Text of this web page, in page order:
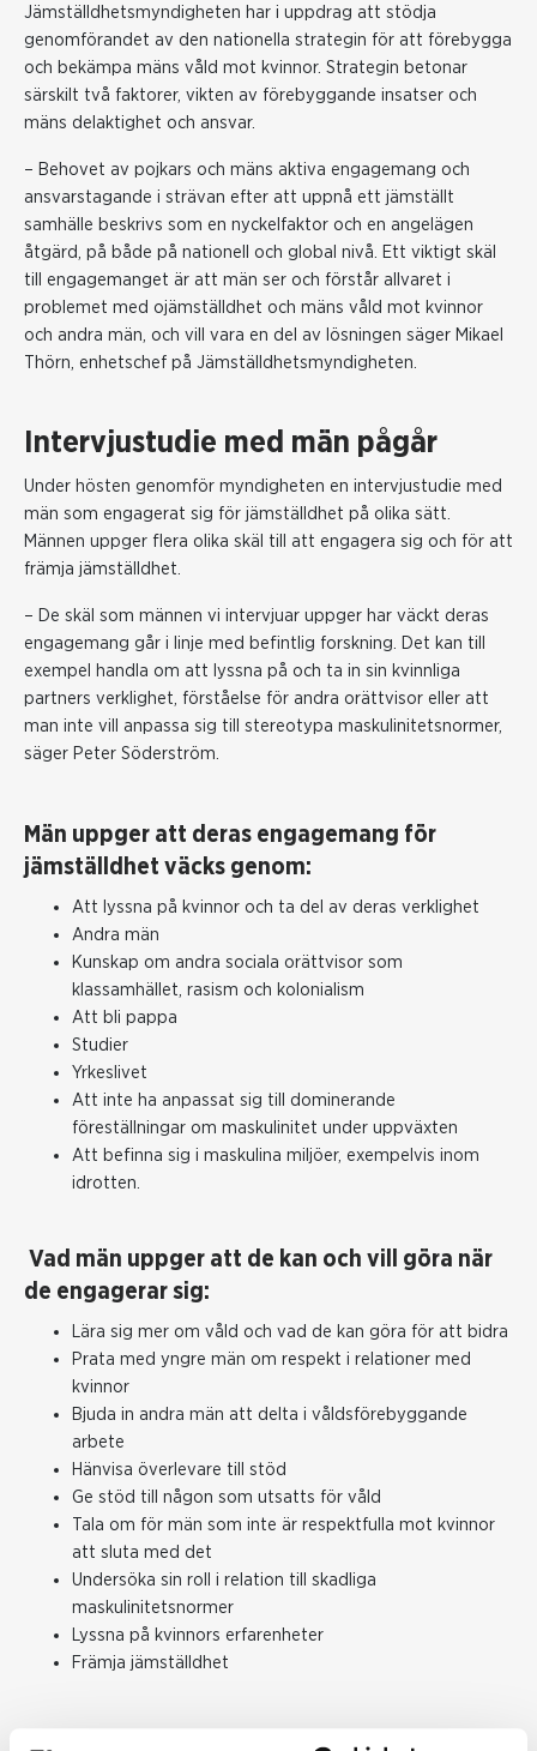
Jämställdhetsmyndigheten har i uppdrag att stödja
genomförandet av den nationella strategin för att förebygga
och bekämpa mäns våld mot kvinnor. Strategin betonar
särskilt två faktorer, vikten av förebyggande insatser och
mäns delaktighet och ansvar.
– Behovet av pojkars och mäns aktiva engagemang och
ansvarstagande i strävan efter att uppnå ett jämställt
samhälle beskrivs som en nyckelfaktor och en angelägen
åtgärd, på både på nationell och global nivå. Ett viktigt skäl
till engagemanget är att män ser och förstår allvaret i
problemet med ojämställdhet och mäns våld mot kvinnor
och andra män, och vill vara en del av lösningen säger Mikael
Thörn, enhetschef på Jämställdhetsmyndigheten.
Intervjustudie med män pågår
Under hösten genomför myndigheten en intervjustudie med
män som engagerat sig för jämställdhet på olika sätt.
Männen uppger flera olika skäl till att engagera sig och för att
främja jämställdhet.
– De skäl som männen vi intervjuar uppger har väckt deras
engagemang går i linje med befintlig forskning. Det kan till
exempel handla om att lyssna på och ta in sin kvinnliga
partners verklighet, förståelse för andra orättvisor eller att
man inte vill anpassa sig till stereotypa maskulinitetsnormer,
säger Peter Söderström.
Män uppger att deras engagemang för
jämställdhet väcks genom:
Att lyssna på kvinnor och ta del av deras verklighet
Andra män
Kunskap om andra sociala orättvisor som
klassamhället, rasism och kolonialism
Att bli pappa
Studier
Yrkeslivet
Att inte ha anpassat sig till dominerande
föreställningar om maskulinitet under uppväxten
Att befinna sig i maskulina miljöer, exempelvis inom
idrotten.
Vad män uppger att de kan och vill göra när
de engagerar sig:
Lära sig mer om våld och vad de kan göra för att bidra
Prata med yngre män om respekt i relationer med
kvinnor
Bjuda in andra män att delta i våldsförebyggande
arbete
Hänvisa överlevare till stöd
Ge stöd till någon som utsatts för våld
Tala om för män som inte är respektfulla mot kvinnor
att sluta med det
Undersöka sin roll i relation till skadliga
maskulinitetsnormer
Lyssna på kvinnors erfarenheter
Främja jämställdhet